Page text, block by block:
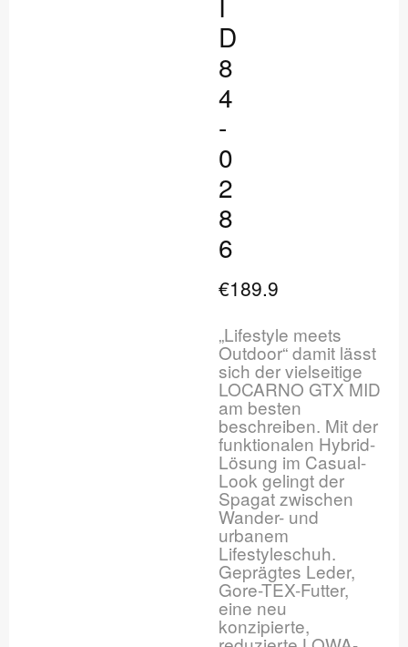
D
8
4
-
0
2
8
6
€189.9
„Lifestyle meets
Outdoor“ damit lässt
sich der vielseitige
LOCARNO GTX MID
am besten
beschreiben. Mit der
funktionalen Hybrid-
Lösung im Casual-
Look gelingt der
Spagat zwischen
Wander- und
urbanem
Lifestyleschuh.
Geprägtes Leder,
Gore-TEX-Futter,
eine neu
konzipierte,